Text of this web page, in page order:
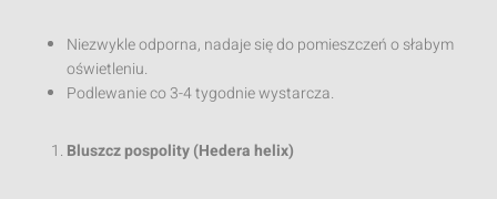
Niezwykle odporna, nadaje się do pomieszczeń o słabym
oświetleniu.
Podlewanie co 3-4 tygodnie wystarcza.
Bluszcz pospolity (Hedera helix)